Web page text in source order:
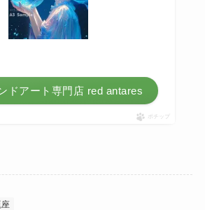
ドアート専門店 red antares
ポチップ